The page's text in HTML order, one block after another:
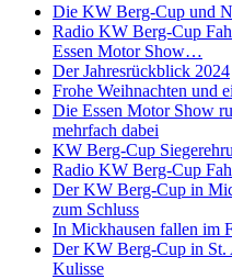
Die KW Berg-Cup und
Radio KW Berg-Cup
Essen Motor Show…
Der Jahresrückblick 2024
Frohe Weihnachten und
Die Essen Motor Show
mehrfach dabei
KW Berg-Cup
Radio KW Berg-Cup
Der KW Berg-Cup in
zum Schluss
In Mickhausen fallen im
Der KW Berg-Cup in St.
Kulisse